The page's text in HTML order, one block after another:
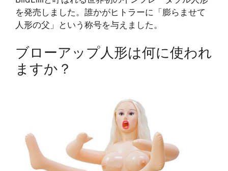
を発売しました。誰かがヒトラーに「膨らませて
人形の父」という称号を与えました。
ブローアップ人形は何に使われ
ますか？